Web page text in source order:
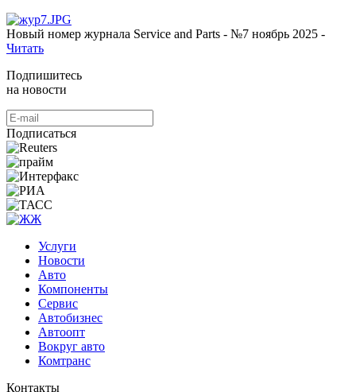
Новый номер журнала Service and Parts - №7 ноябрь 2025 -
Читать
Подпишитесь
на новости
Подписаться
Услуги
Новости
Авто
Компоненты
Сервис
Автобизнес
Автоопт
Вокруг авто
Комтранс
Контакты